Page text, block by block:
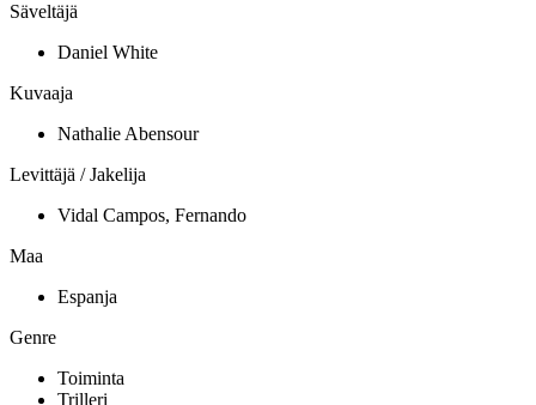
Säveltäjä
Daniel White
Kuvaaja
Nathalie Abensour
Levittäjä / Jakelija
Vidal Campos, Fernando
Maa
Espanja
Genre
Toiminta
Trilleri